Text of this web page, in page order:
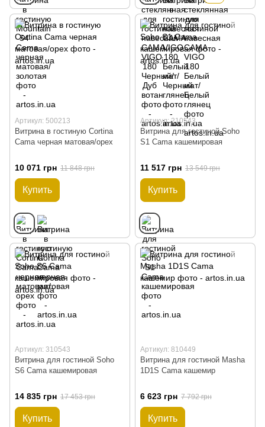
Артикул: 500213
Витрина в гостиную Cortina
Cama черная матовая/орех
10 071 грн 11 848 грн
Купить
Артикул: 210543
Витрина для гостиной Soho
S1 Cama кашемировая
11 517 грн 13 549 грн
Купить
Артикул: 310543
Витрина для гостиной Soho
S6 Cama кашемировая
14 835 грн 17 453 грн
Купить
Артикул: 810449
Витрина для гостиной Masha
1D1S Cama кашемир
6 623 грн 7 792 грн
Купить